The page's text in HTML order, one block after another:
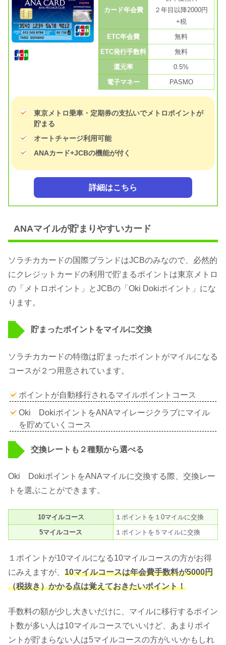
カード年会費
２年目以降2000円
+税
ETC年会費
無料
ETC発行手数料
無料
還元率
0.5%
電子マネー
PASMO
東京メトロ乗車・定期券の支払いでメトロポイントが
貯まる
オートチャージ利用可能
ANAカード+JCBの機能が付く
詳細はこちら
ANAマイルが貯まりやすいカード
ソラチカカードの国際ブランドはJCBのみなので、必然的
にクレジットカードの利用で貯まるポイントは東京メトロ
の「メトロポイント」とJCBの「Oki Dokiポイント」にな
ります。
貯まったポイントをマイルに交換
ソラチカカードの特徴は貯まったポイントがマイルになる
コースが２つ用意されています。
ポイントが自動移行されるマイルポイントコース
Oki DokiポイントをANAマイレージクラブにマイル
を貯めていくコース
交換レートも２種類から選べる
Oki DokiポイントをANAマイルに交換する際、交換レー
トを選ぶことができます。
10マイルコース
１ポイントを１0マイルに交換
5マイルコース
１ポイントを５マイルに交換
１ポイントが10マイルになる10マイルコースの方がお得
にみえますが、 10マイルコースは年会費手数料が5000円
（税抜き）かかる点は覚えておきたいポイント！
手数料の額が少し大きいだけに、マイルに移行するポイン
ト数が多い人は10マイルコースでいいけど、あまりポイ
ントが貯まらない人は5マイルコースの方がいいかもしれ